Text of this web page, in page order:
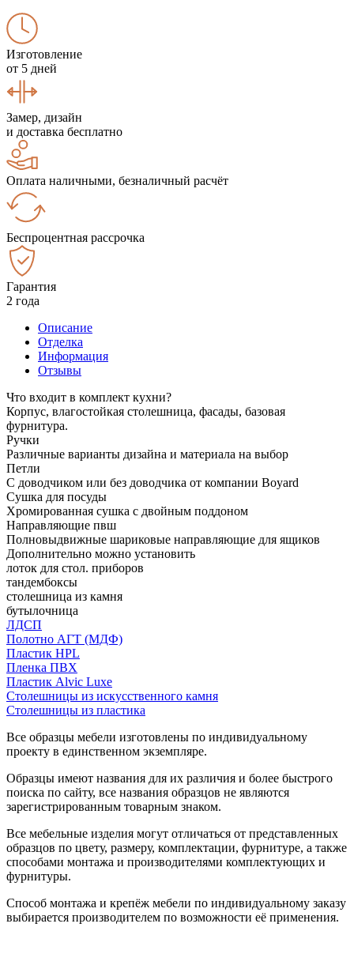
Изготовление
от 5 дней
Замер, дизайн
и доставка бесплатно
Оплата наличными, безналичный расчёт
Беспроцентная рассрочка
Гарантия
2 года
Описание
Отделка
Информация
Отзывы
Что входит в комплект кухни?
Корпус, влагостойкая столешница, фасады, базовая
фурнитура.
Ручки
Различные варианты дизайна и материала на выбор
Петли
С доводчиком или без доводчика от компании Boyard
Сушка для посуды
Хромированная сушка с двойным поддоном
Направляющие пвш
Полновыдвижные шариковые направляющие для ящиков
Дополнительно можно установить
лоток для стол. приборов
тандембоксы
столешница из камня
бутылочница
ЛДСП
Полотно АГТ (МДФ)
Пластик HPL
Пленка ПВХ
Пластик Alvic Luxe
Столешницы из искусственного камня
Столешницы из пластика
Все образцы мебели изготовлены по индивидуальному
проекту в единственном экземпляре.
Образцы имеют названия для их различия и более быстрого
поиска по сайту, все названия образцов не являются
зарегистрированным товарным знаком.
Все мебельные изделия могут отличаться от представленных
образцов по цвету, размеру, комплектации, фурнитуре, а также
способами монтажа и производителями комплектующих и
фурнитуры.
Способ монтажа и крепёж мебели по индивидуальному заказу
выбирается производителем по возможности её применения.